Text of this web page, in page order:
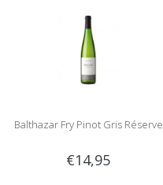
Balthazar Fry Pinot Gris Réserve
€14,95